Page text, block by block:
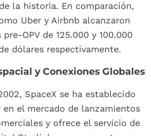
la historia. En comparación,
Uber y Airbnb alcanzaron
OPV de 125.000 y 100.000
dólares respectivamente.
y Conexiones Globales
SpaceX se ha establecido
el mercado de lanzamientos
y ofrece el servicio de